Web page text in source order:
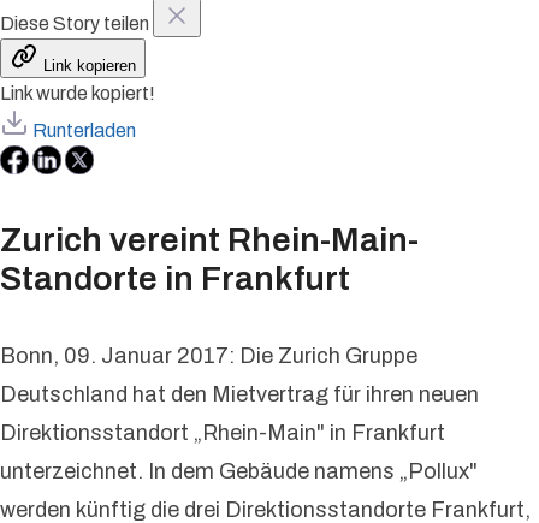
Diese Story teilen
Link kopieren
Link wurde kopiert!
Runterladen
Zurich vereint Rhein-Main-
Standorte in Frankfurt
Bonn, 09. Januar 2017: Die Zurich Gruppe
Deutschland hat den Mietvertrag für ihren neuen
Direktionsstandort „Rhein-Main" in Frankfurt
unterzeichnet. In dem Gebäude namens „Pollux"
werden künftig die drei Direktionsstandorte Frankfurt,